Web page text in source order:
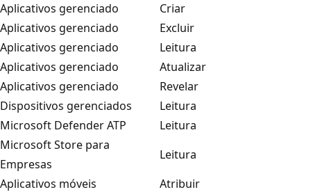
Aplicativos gerenciado
Criar
Aplicativos gerenciado
Excluir
Aplicativos gerenciado
Leitura
Aplicativos gerenciado
Atualizar
Aplicativos gerenciado
Revelar
Dispositivos gerenciados
Leitura
Microsoft Defender ATP
Leitura
Microsoft Store para
Empresas
Leitura
Aplicativos móveis
Atribuir